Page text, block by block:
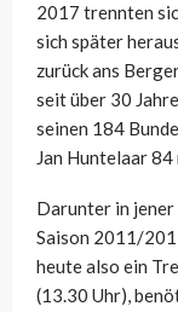
2017 trennten
sich später
zurück ans
seit über 30
seinen 184
Jan Huntelaar 84
Darunter in
Saison 2011/
heute also ein
(13.30 Uhr),